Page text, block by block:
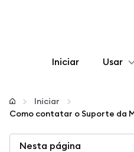
Iniciar Usar
Configurar
Iniciar
Como contatar o Suporte da
Nesta página